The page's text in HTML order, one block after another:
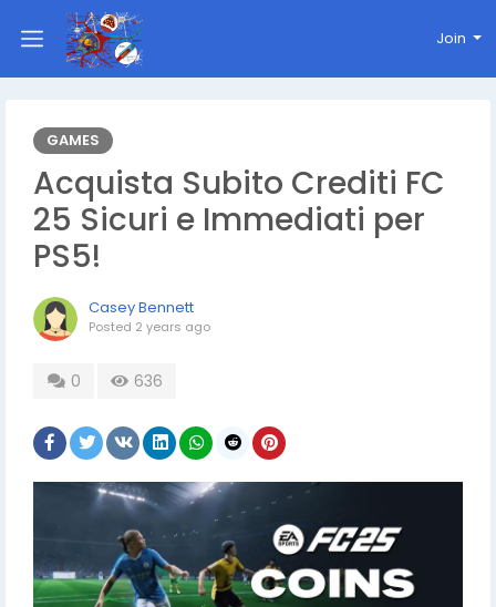
Join
GAMES
Acquista Subito Crediti FC
25 Sicuri e Immediati per
PS5!
Casey Bennett
Posted 2 years ago
0 636